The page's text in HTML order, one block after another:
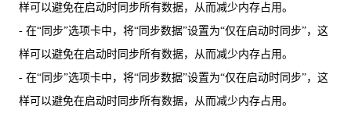
样可以避免在启动时同步所有数据，从而减少内存占用。
- 在“同步”选项卡中，将“同步数据”设置为“仅在启动时同步”，这
样可以避免在启动时同步所有数据，从而减少内存占用。
- 在“同步”选项卡中，将“同步数据”设置为“仅在启动时同步”，这
样可以避免在启动时同步所有数据，从而减少内存占用。